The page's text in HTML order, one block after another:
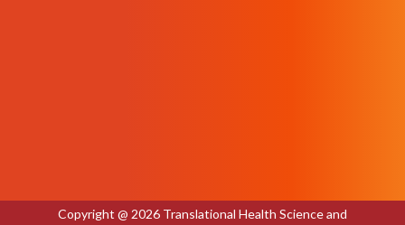
Copyright @ 2026 Translational Health Science and